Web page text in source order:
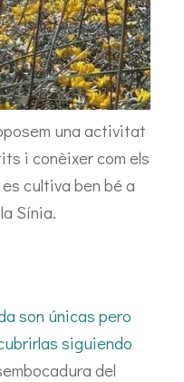
una activitat
i conèixer com els
cultiva ben bé a
Sínia.
son únicas pero
siguiendo
del